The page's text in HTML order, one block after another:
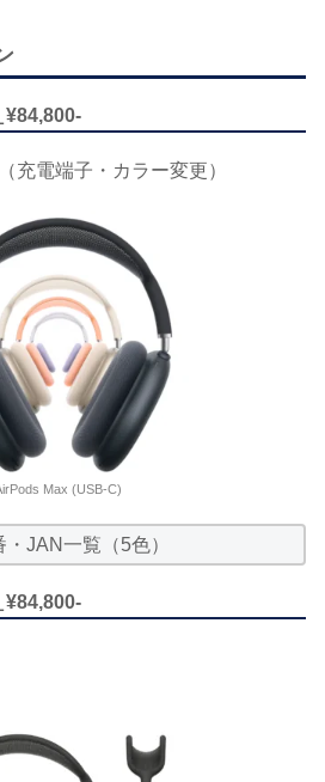
充電端子・カラー変更）
Max (USB-C)
・JAN一覧（5色）